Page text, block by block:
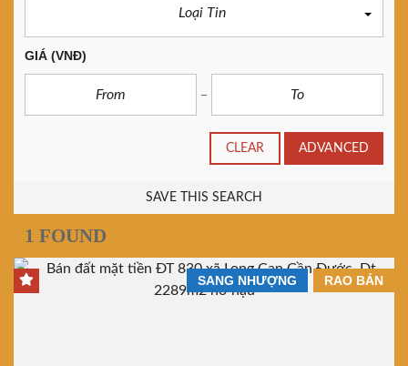
Loại Tin
GIÁ (VNĐ)
CLEAR ADVANCED
SAVE THIS SEARCH
1 FOUND
RAO BÁN
SANG NHƯỢNG